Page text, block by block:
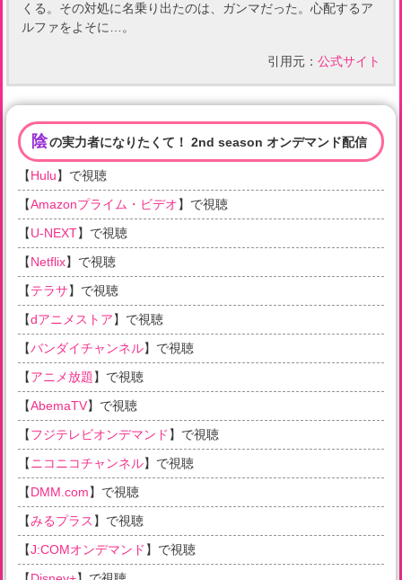
くる。その対処に名乗り出たのは、ガンマだった。心配するア
ルファをよそに…。
引用元： 公式サイト
陰の実力者になりたくて！ 2nd season オンデマンド配信
【Hulu】で視聴
【Amazonプライム・ビデオ】で視聴
【U-NEXT】で視聴
【Netflix】で視聴
【テラサ】で視聴
【dアニメストア】で視聴
【バンダイチャンネル】で視聴
【アニメ放題】で視聴
【AbemaTV】で視聴
【フジテレビオンデマンド 】で視聴
【ニコニコチャンネル】で視聴
【DMM.com】で視聴
【みるプラス 】で視聴
【J:COMオンデマンド 】で視聴